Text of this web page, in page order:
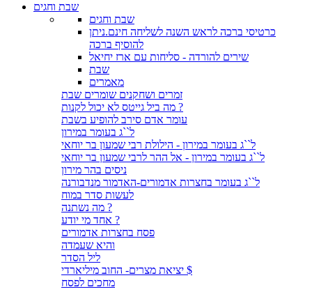
שבת וחגים
שבת וחגים
כרטיסי ברכה לראש השנה לשליחה חינם.ניתן
להוסיף ברכה
שירים להורדה - סליחות עם ארז יחיאל
שבת
מאמרים
זמרים ושחקנים שומרים שבת
מה ביל גייטס לא יכול לקנות ?
עומר אדם סירב להופיע בשבת
ל``ג בעומר במירון
ל``ג בעומר במירון - הילולת רבי שמעון בר יוחאי
ל``ג בעומר במירון - אל ההר לרבי שמעון בר יוחאי
ניסים בהר מירון
ל``ג בעומר בחצרות אדמורים-האדמור מנדבורנה
לעשות סדר במוח
מה נשתנה ?
אחד מי יודע ?
פסח בחצרות אדמורים
והיא שעמדה
ליל הסדר
יציאת מצרים- החוב מיליארדי $
מחכים לפסח